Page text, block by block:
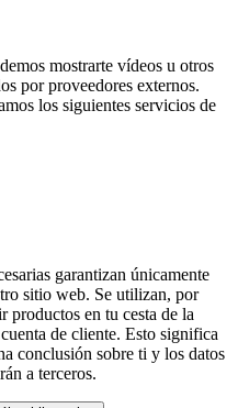
mostrarte vídeos u otros
por proveedores externos.
los siguientes servicios de
garantizan únicamente
sitio web. Se utilizan, por
productos en tu cesta de la
de cliente. Esto significa
conclusión sobre ti y los datos
a terceros.